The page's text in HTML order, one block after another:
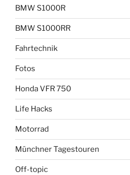
BMW S1000R
BMW S1000RR
Fahrtechnik
Fotos
Honda VFR 750
Life Hacks
Motorrad
Münchner Tagestouren
Off-topic